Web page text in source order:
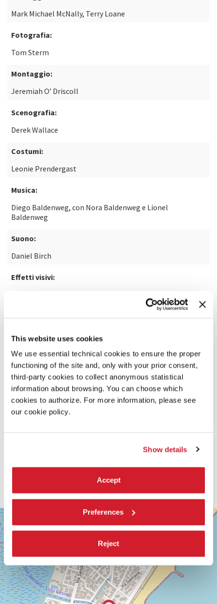
This website uses cookies
We use essential technical cookies to ensure the proper
functioning of the site and, only with your prior consent,
third-party cookies to collect anonymous statistical
information about browsing. You can choose which
cookies to authorize. For more information, please see
our cookie policy.
Show details
Accept
Preferences
Reject
Mark Michael McNally, Terry Loane
Fotografia:
Tom Sterm
Montaggio:
Jeremiah O’ Driscoll
Scenografia:
Derek Wallace
Costumi:
Leonie Prendergast
Musica:
Diego Baldenweg, con Nora Baldenweg e Lionel
Baldenweg
Suono:
Daniel Birch
Effetti visivi:
SALA
GIARDINO
LUNGOMARE
MARCONI
30126
LIDO
DI
VENEZIA
TEL.
0415218711
−